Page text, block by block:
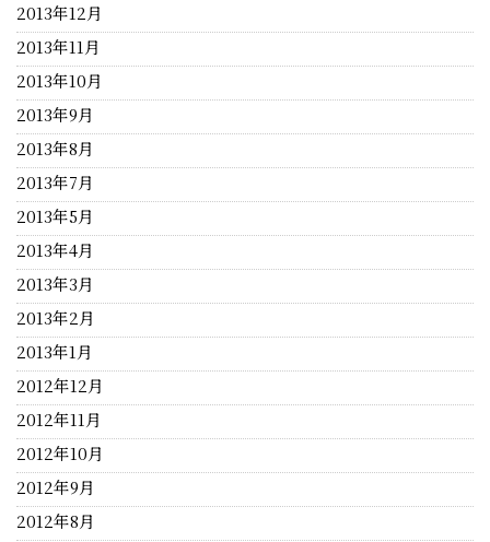
2013年12月
2013年11月
2013年10月
2013年9月
2013年8月
2013年7月
2013年5月
2013年4月
2013年3月
2013年2月
2013年1月
2012年12月
2012年11月
2012年10月
2012年9月
2012年8月